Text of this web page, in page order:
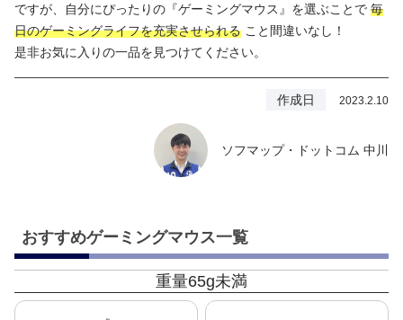
ですが、自分にぴったりの『ゲーミングマウス』を選ぶことで 毎
日のゲーミングライフを充実させられる こと間違いなし！
是非お気に入りの一品を見つけてください。
作成日 2023.2.10
ソフマップ・ドットコム 中川
おすすめゲーミングマウス一覧
重量65g未満